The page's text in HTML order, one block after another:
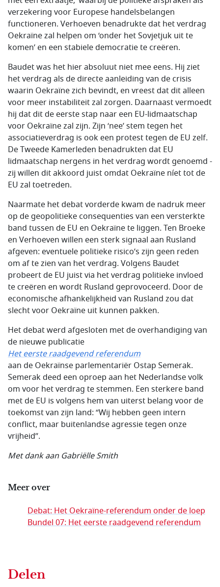
verzekering voor Europese handelsbelangen
functioneren. Verhoeven benadrukte dat het verdrag
Oekraïne zal helpen om ‘onder het Sovjetjuk uit te
komen’ en een stabiele democratie te creëren.
Baudet was het hier absoluut niet mee eens. Hij ziet
het verdrag als de directe aanleiding van de crisis
waarin Oekraïne zich bevindt, en vreest dat dit alleen
voor meer instabiliteit zal zorgen. Daarnaast vermoedt
hij dat dit de eerste stap naar een EU-lidmaatschap
voor Oekraïne zal zijn. Zijn ‘nee’ stem tegen het
associatieverdrag is ook een protest tegen de EU zelf.
De Tweede Kamerleden benadrukten dat EU
lidmaatschap nergens in het verdrag wordt genoemd -
zij willen dit akkoord juist omdat Oekraïne níet tot de
EU zal toetreden.
Naarmate het debat vorderde kwam de nadruk meer
op de geopolitieke consequenties van een versterkte
band tussen de EU en Oekraïne te liggen. Ten Broeke
en Verhoeven willen een sterk signaal aan Rusland
afgeven: eventuele politieke risico’s zijn geen reden
om af te zien van het verdrag. Volgens Baudet
probeert de EU juist via het verdrag politieke invloed
te creëren en wordt Rusland geprovoceerd. Door de
economische afhankelijkheid van Rusland zou dat
slecht voor Oekraïne uit kunnen pakken.
Het debat werd afgesloten met de overhandiging van
de nieuwe publicatie
Het eerste raadgevend referendum
aan de Oekraïnse parlementariër Ostap Semerak.
Semerak deed een oproep aan het Nederlandse volk
om voor het verdrag te stemmen. Een sterkere band
met de EU is volgens hem van uiterst belang voor de
toekomst van zijn land: “Wij hebben geen intern
conflict, maar buitenlandse agressie tegen onze
vrijheid”.
Met dank aan Gabriëlle Smith
Meer over
Debat: Het Oekraïne-referendum onder de loep
Bundel 07: Het eerste raadgevend referendum
Delen